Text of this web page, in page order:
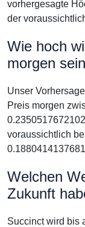
vorhergesagte
der
Wie hoch
morgen
Unser
Preis morgen
voraussichtlich
Welchen
Zukunft
Succinct wird bis